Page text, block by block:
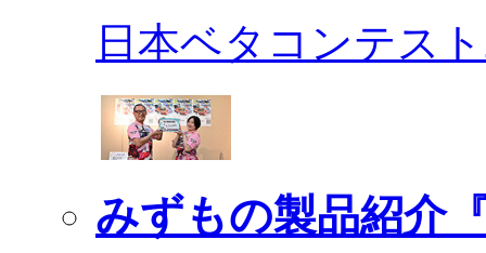
日本ベタコンテス
みずもの製品紹介